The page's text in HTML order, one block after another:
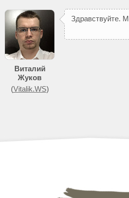
Виталий
Жуков
(Vitalik.WS)
Здравствуйте. М